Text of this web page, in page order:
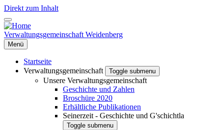
Direkt zum Inhalt
Verwaltungsgemeinschaft Weidenberg
Menü
Startseite
Verwaltungsgemeinschaft
Toggle submenu
Unsere Verwaltungsgemeinschaft
Geschichte und Zahlen
Broschüre 2020
Erhältliche Publikationen
Seinerzeit - Geschichte und G'schichtla
Toggle submenu